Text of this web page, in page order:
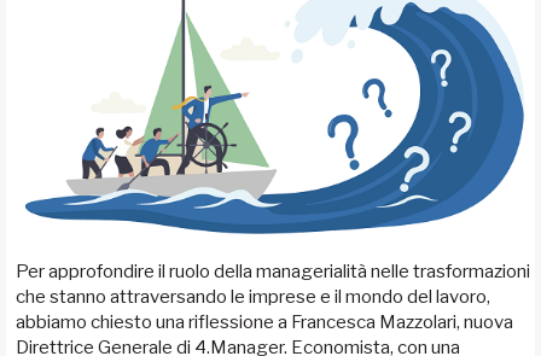
Per approfondire il ruolo della managerialità nelle trasformazioni
che stanno attraversando le imprese e il mondo del lavoro,
abbiamo chiesto una riflessione a Francesca Mazzolari, nuova
Direttrice Generale di 4.Manager. Economista, con una